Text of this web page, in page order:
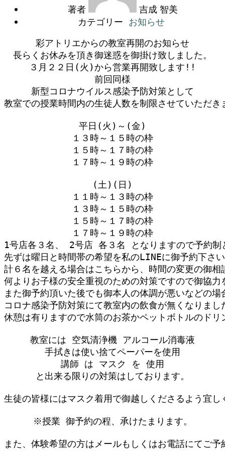
著者
吉成 智美
カテゴリー お知らせ
彩アトリエからの教室再開のお知らせ
長らくお休みを頂き御迷惑を御掛け致しました。
３月２２日(火)から営業再開致します!!
前回同様
新型コロナウイルス感染予防対策として
教室での授業時間内の生徒人数を制限させていただ
平日(火)～(金)
１３時～１５時の枠
１５時～１７時の枠
１７時～１９時の枠
(土)(日)
１１時～１３時の枠
１３時～１５時の枠
１５時～１７時の枠
１７時～１９時の枠
1号店各３名、 2号店 各３名 となりますので予約
先ずは曜日と時間帯の希望を私のLINEに御予約下さ
計６名を越える場合はこちらから、時間の変更の御
何よりお子様の安全重視のための対策ですので御協
また御予約頂いた後でも御本人の体調が悪いなどの
コロナ感染予防対策にて教室内の飲食が無くなりま
休憩は有りますので水筒のお茶かペットボトルのド
教室には 空気清浄機 アルコール消毒液
手拭きは使い捨てペーパーを使用
講師 は マスク を 使用
と出来る限りの対策はしております。
生徒の皆様にはマスク着用で御越しくださるよう宜し
※授業 御予約の程、承けたまります。
また、体験希望の方はメールもしくはお電話にてご予